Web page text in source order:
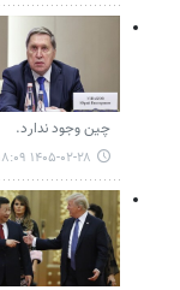
چین وجود ندارد.
۱۴۰۵-۰۲-۲۸ ۱۸:۰۹